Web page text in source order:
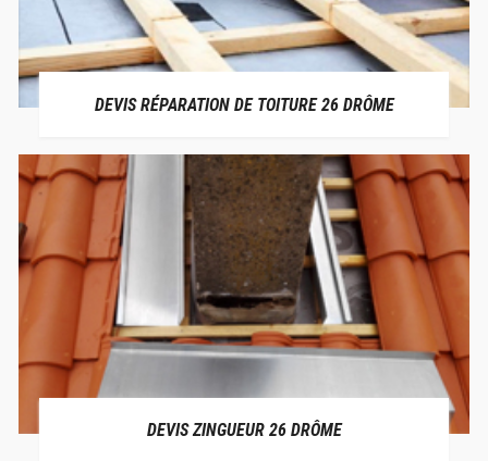
DEVIS RÉPARATION DE TOITURE 26 DRÔME
DEVIS ZINGUEUR 26 DRÔME